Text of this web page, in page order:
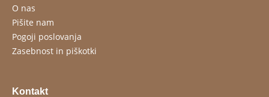
O nas
Pišite nam
Pogoji poslovanja
Zasebnost in piškotki
Kontakt